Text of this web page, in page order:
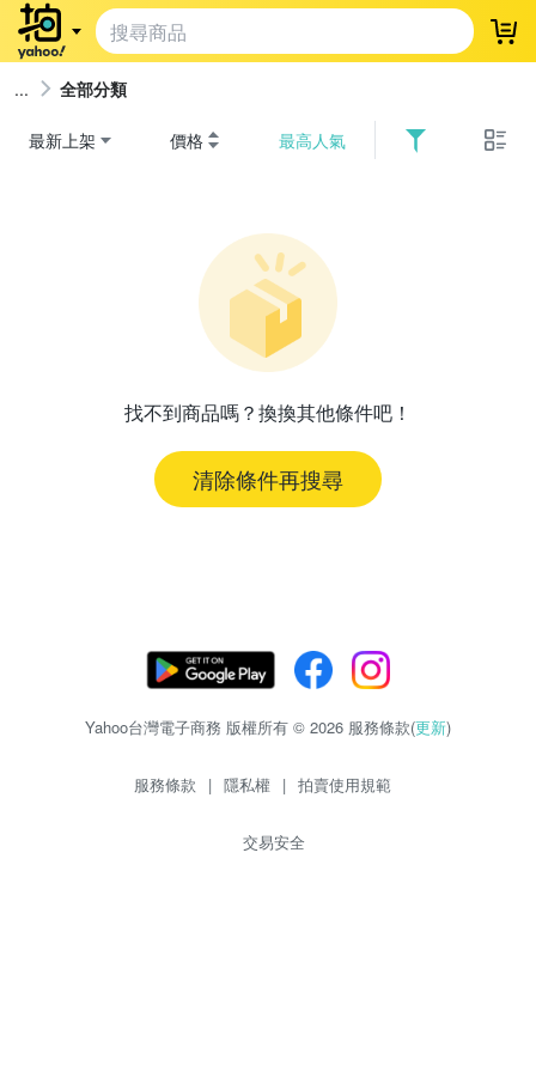
登
全部分類
最新上架 價格 最高人氣
找不到商品嗎？換換其他條件吧！
清除條件再搜尋
Yahoo台灣電子商務 版權所有 © 2026 服務條款(更新)
服務條款 | 隱私權 | 拍賣使用規範
交易安全